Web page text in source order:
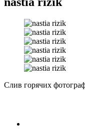
Слив горячих